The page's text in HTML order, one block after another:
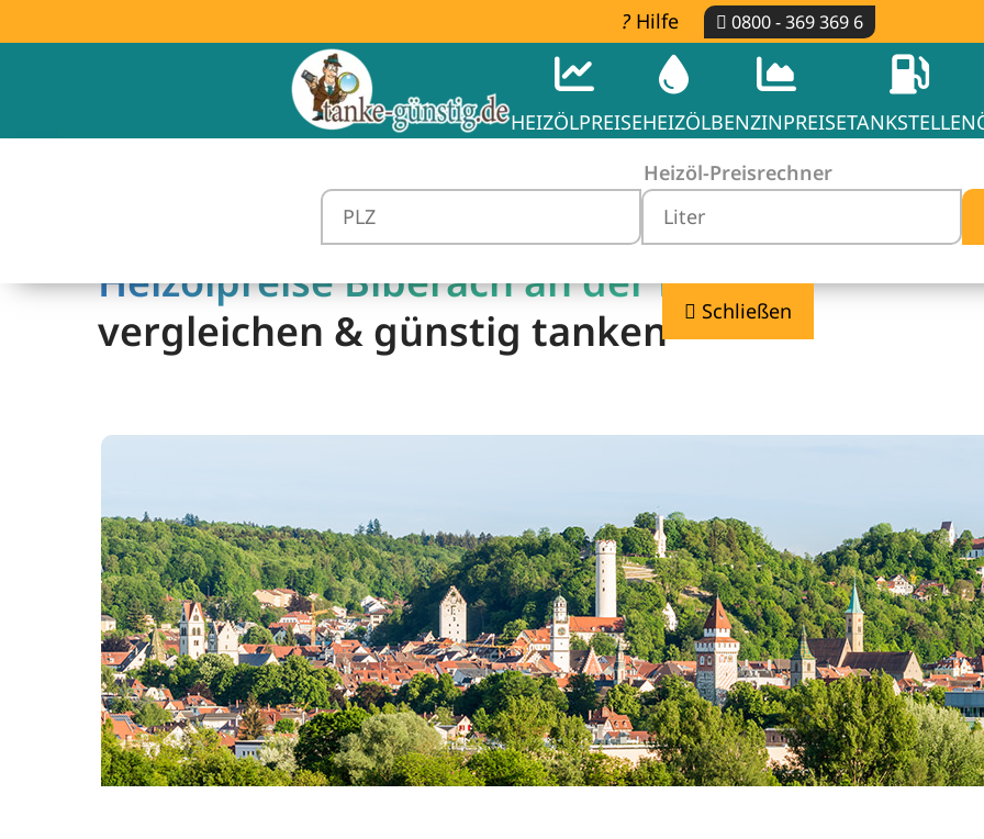
Hilfe 0800 - 369 369 6
HEIZÖLPREISEHEIZÖLBENZINPREISETANKSTELLEN
Heizöl-Preisrechner
Schließen
Heizölpreise Biberach an der Riß -
vergleichen & günstig tanken